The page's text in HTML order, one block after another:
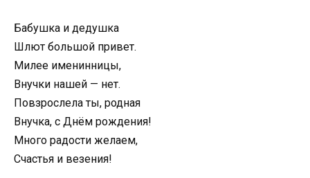
Бабушка и дедушка
Шлют большой привет.
Милее именинницы,
Внучки нашей — нет.
Повзрослела ты, родная
Внучка, с Днём рождения!
Много радости желаем,
Счастья и везения!